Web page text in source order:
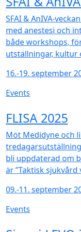
SFAI & AnIVA-
med anestesi och
både workshops,
utställningar, kultur
16.-19. september
Events
FLISA 2025
Möt Medidyne och
bli uppdaterad om
är ”Taktisk
09.-11. september
Events